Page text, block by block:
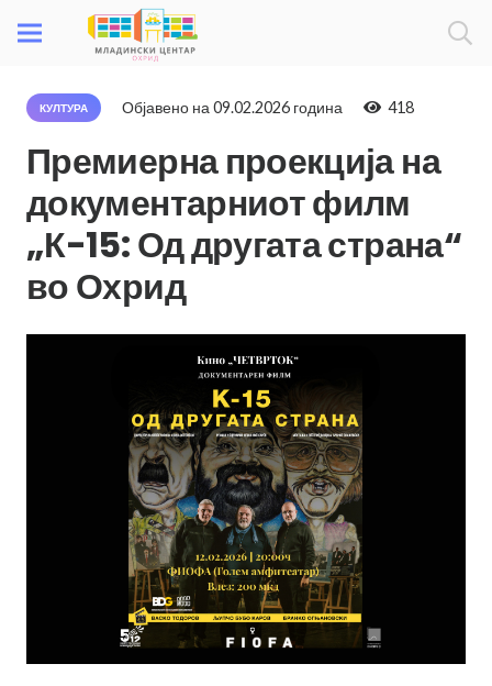
КУЛТУРА Објавено на09.02.2026 година 418
Премиерна проекција на
документарниот филм
„К-15: Од другата страна“
во Охрид